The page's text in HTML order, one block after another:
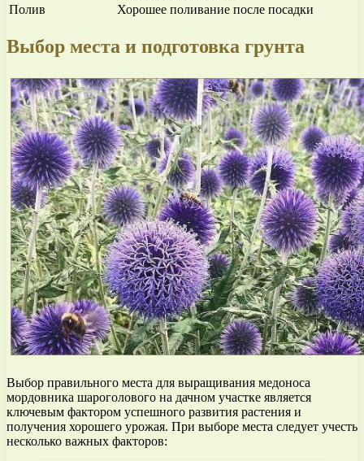
Полив
Хорошее поливание после посадки
Выбор места и подготовка грунта
Выбор правильного места для выращивания медоноса
мордовника шароголового на дачном участке является
ключевым фактором успешного развития растения и
получения хорошего урожая. При выборе места следует учесть
несколько важных факторов: